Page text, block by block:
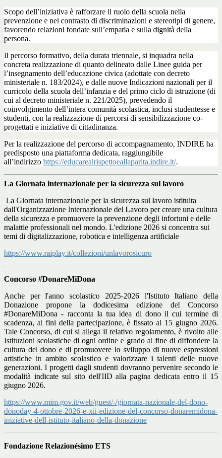
Scopo dell’iniziativa è rafforzare il ruolo della scuola nella
prevenzione e nel contrasto di discriminazioni e stereotipi di genere,
favorendo relazioni fondate sull’empatia e sulla dignità della
persona.
Il percorso formativo, della durata triennale, si inquadra nella
concreta realizzazione di quanto delineato dalle Linee guida per
l’insegnamento dell’educazione civica (adottate con decreto
ministeriale n. 183/2024), e dalle nuove Indicazioni nazionali per il
curricolo della scuola dell’infanzia e del primo ciclo di istruzione (di
cui al decreto ministeriale n. 221/2025), prevedendo il
coinvolgimento dell’intera comunità scolastica, inclusi studentesse e
studenti, con la realizzazione di percorsi di sensibilizzazione co-
progettati e iniziative di cittadinanza.
Per la realizzazione del percorso di accompagnamento, INDIRE ha
predisposto una piattaforma dedicata, raggiungibile
all’indirizzo https://educarealrispettoeallaparita.indire.it/.
La Giornata internazionale per la sicurezza sul lavoro
La Giornata internazionale per la sicurezza sul lavoro istituita
dall'Organizzazione Internazionale del Lavoro per creare una cultura
della sicurezza e promuovere la prevenzione degli infortuni e delle
malattie professionali nel mondo. L'edizione 2026 si concentra sui
temi di digitalizzazione, robotica e intelligenza artificiale
https://www.raiplay.it/collezioni/unlavorosicuro
Concorso #DonareMiDona
Anche per l'anno scolastico 2025-2026 l'Istituto Italiano della
Donazione propone la dodicesima edizione del Concorso
#DonareMiDona - racconta la tua idea di dono il cui termine di
scadenza, ai fini della partecipazione, è fissato al 15 giugno 2026.
Tale Concorso, di cui si allega il relativo regolamento, è rivolto alle
Istituzioni scolastiche di ogni ordine e grado al fine di diffondere la
cultura del dono e di promuovere lo sviluppo di nuove espressioni
artistiche in ambito scolastico e valorizzare i talenti delle nuove
generazioni. I progetti dagli studenti dovranno pervenire secondo le
modalità indicate sul sito dell'IID alla pagina dedicata entro il 15
giugno 2026.
https://www.mim.gov.it/web/guest/-/giornata-nazionale-del-dono-
donoday-4-ottobre-2026-e-xii-edizione-del-concorso-donaremidona-
iniziative-dell-istituto-italiano-della-donazione
Fondazione Relazionésimo ETS